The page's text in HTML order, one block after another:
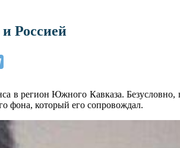
Россией
регион Южного Кавказа. Безусловно,
фона, который его сопровождал.